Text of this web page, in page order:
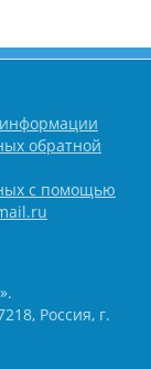
обратной
с помощью
Россия, г.